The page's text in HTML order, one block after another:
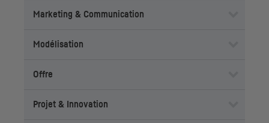
Marketing & Communication
Modélisation
Offre
Projet & Innovation